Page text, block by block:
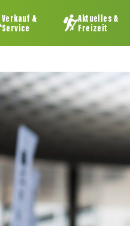
Verkauf &
Service
Aktuelles &
Freizeit